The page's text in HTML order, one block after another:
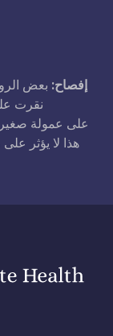
إفصاح: بعض
نقرت
هذا لا يؤثر